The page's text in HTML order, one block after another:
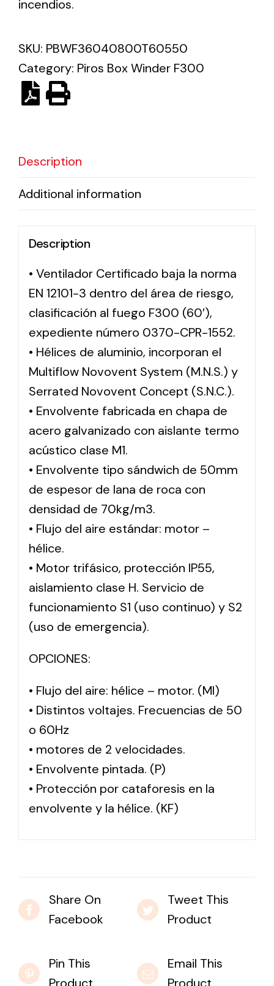
incendios.
SKU: PBWF36040800T60550
Category: Piros Box Winder F300
Description
Additional information
Description
• Ventilador Certificado baja la norma
EN 12101-3 dentro del área de riesgo,
clasificación al fuego F300 (60′),
expediente número 0370-CPR-1552.
• Hélices de aluminio, incorporan el
Multiflow Novovent System (M.N.S.) y
Serrated Novovent Concept (S.N.C.).
• Envolvente fabricada en chapa de
acero galvanizado con aislante termo
acústico clase M1.
• Envolvente tipo sándwich de 50mm
de espesor de lana de roca con
densidad de 70kg/m3.
• Flujo del aire estándar: motor –
hélice.
• Motor trifásico, protección IP55,
aislamiento clase H. Servicio de
funcionamiento S1 (uso continuo) y S2
(uso de emergencia).
OPCIONES:
• Flujo del aire: hélice – motor. (MI)
• Distintos voltajes. Frecuencias de 50
o 60Hz
• motores de 2 velocidades.
• Envolvente pintada. (P)
• Protección por cataforesis en la
envolvente y la hélice. (KF)
Share On
Facebook
Tweet This
Product
Pin This
Email This